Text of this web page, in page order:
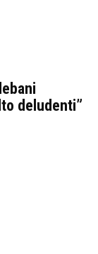
deludenti”